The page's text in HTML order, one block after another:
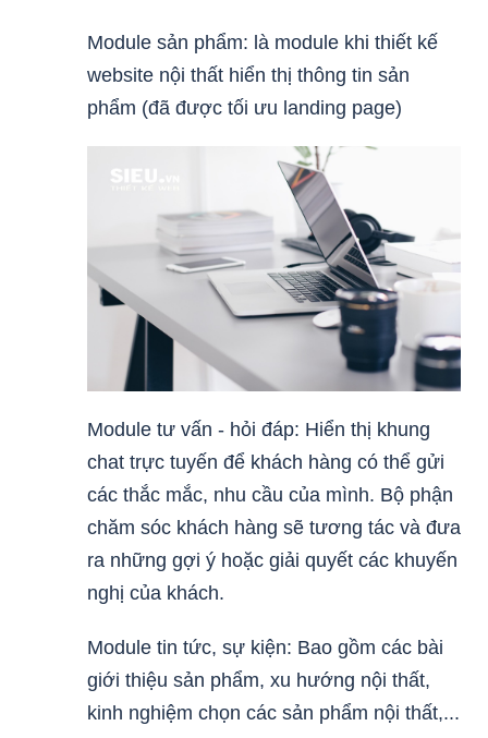
Module sản phẩm: là module khi thiết kế
website nội thất hiển thị thông tin sản
phẩm (đã được tối ưu landing page)
Module tư vấn - hỏi đáp: Hiển thị khung
chat trực tuyến để khách hàng có thể gửi
các thắc mắc, nhu cầu của mình. Bộ phận
chăm sóc khách hàng sẽ tương tác và đưa
ra những gợi ý hoặc giải quyết các khuyến
nghị của khách.
Module tin tức, sự kiện: Bao gồm các bài
giới thiệu sản phẩm, xu hướng nội thất,
kinh nghiệm chọn các sản phẩm nội thất,...